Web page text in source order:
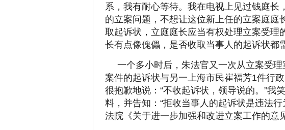
系，我有耐心等待。我在电视上见过钱庭长
的立案问题，不想让这位新上任的立案庭庭
取起诉状，立庭庭长应当有权处理立案受理
长有点像傀儡，是否收取当事人的起诉状都
一个多小时后，朱法官又一次从立案受
案件的起诉状与另一上海市民崔福芳1件行
很抱歉地说：“不收起诉状，领导说的。”我
料，并告知：“拒收当事人的起诉状是违法
法院《关于进一步加强和改进立案工作的意